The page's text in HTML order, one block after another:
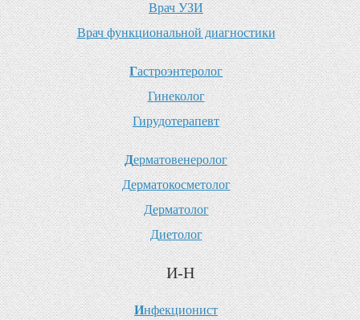
Врач УЗИ
Врач функциональной диагностики
Гастроэнтеролог
Гинеколог
Гирудотерапевт
Дерматовенеролог
Дерматокосметолог
Дерматолог
Диетолог
И-Н
Инфекционист